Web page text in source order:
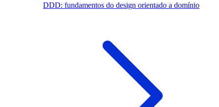
DDD: fundamentos do design orientado a domínio